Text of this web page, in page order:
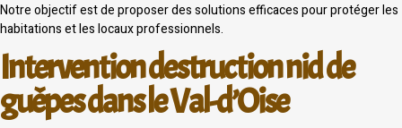
Notre objectif est de proposer des solutions efficaces pour protéger les
habitations et les locaux professionnels.
Intervention destruction nid de
guêpes dans le Val-d’Oise